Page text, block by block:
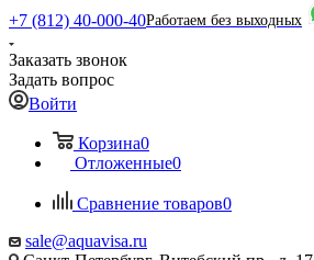
+7 (812) 40-000-40Работаем без выходных
Заказать звонок
Задать вопрос
Войти
Корзина0
Отложенные0
Сравнение товаров0
sale@aquavisa.ru